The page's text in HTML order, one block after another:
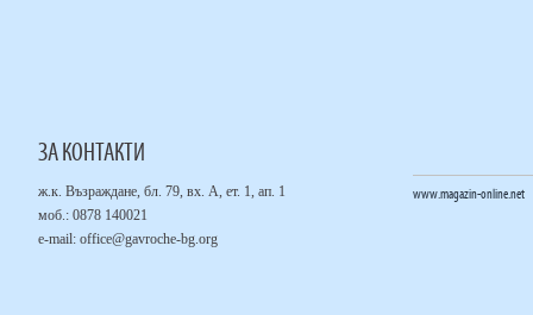
ЗА КОНТАКТИ
ж.к. Възраждане, бл. 79, вх. А, ет. 1, ап. 1
моб.: 0878 140021
е-mail: office@gavroche-bg.org
www.magazin-online.net